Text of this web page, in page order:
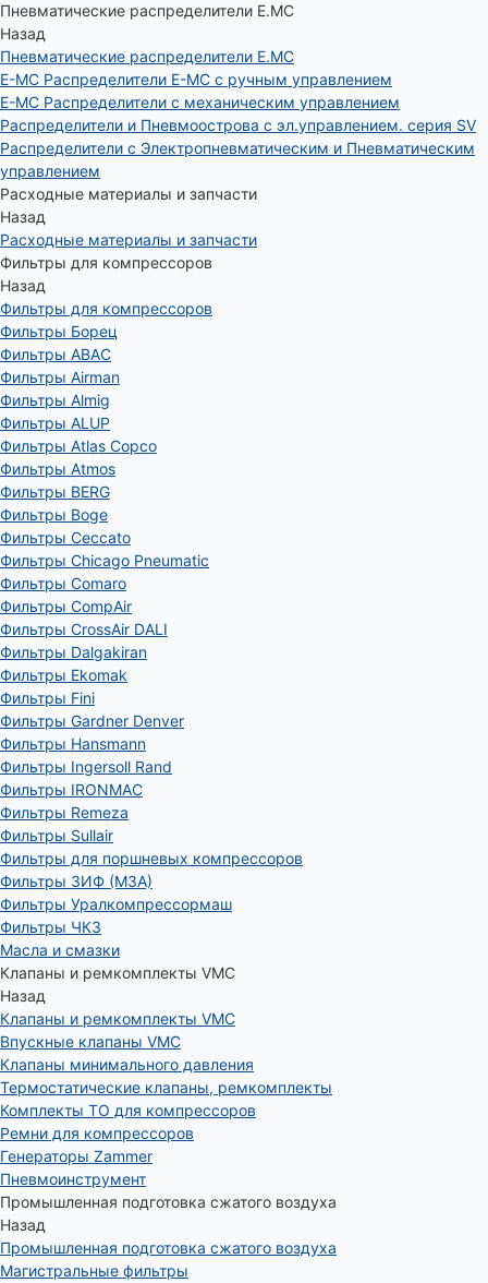
Пневматические распределители E.MC
Назад
Пневматические распределители E.MC
E-MC Распределители E-MC с ручным управлением
E-MC Распределители с механическим управлением
Распределители и Пневмоострова с эл.управлением. серия SV
Распределители с Электропневматическим и Пневматическим
управлением
Расходные материалы и запчасти
Назад
Расходные материалы и запчасти
Фильтры для компрессоров
Назад
Фильтры для компрессоров
Фильтры Борец
Фильтры ABAC
Фильтры Airman
Фильтры Almig
Фильтры ALUP
Фильтры Atlas Copco
Фильтры Atmos
Фильтры BERG
Фильтры Boge
Фильтры Ceccato
Фильтры Chicago Pneumatic
Фильтры Comaro
Фильтры CompAir
Фильтры CrossAir DALI
Фильтры Dalgakiran
Фильтры Ekomak
Фильтры Fini
Фильтры Gardner Denver
Фильтры Hansmann
Фильтры Ingersoll Rand
Фильтры IRONMAC
Фильтры Remeza
Фильтры Sullair
Фильтры для поршневых компрессоров
Фильтры ЗИФ (МЗА)
Фильтры Уралкомпрессормаш
Фильтры ЧКЗ
Масла и смазки
Клапаны и ремкомплекты VMC
Назад
Клапаны и ремкомплекты VMC
Впускные клапаны VMC
Клапаны минимального давления
Термостатические клапаны, ремкомплекты
Комплекты ТО для компрессоров
Ремни для компрессоров
Генераторы Zammer
Пневмоинструмент
Промышленная подготовка сжатого воздуха
Назад
Промышленная подготовка сжатого воздуха
Магистральные фильтры